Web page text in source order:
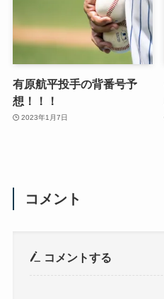
有原航平投手の背番号予
想！！！
2023年1月7日
コメント
コメントする